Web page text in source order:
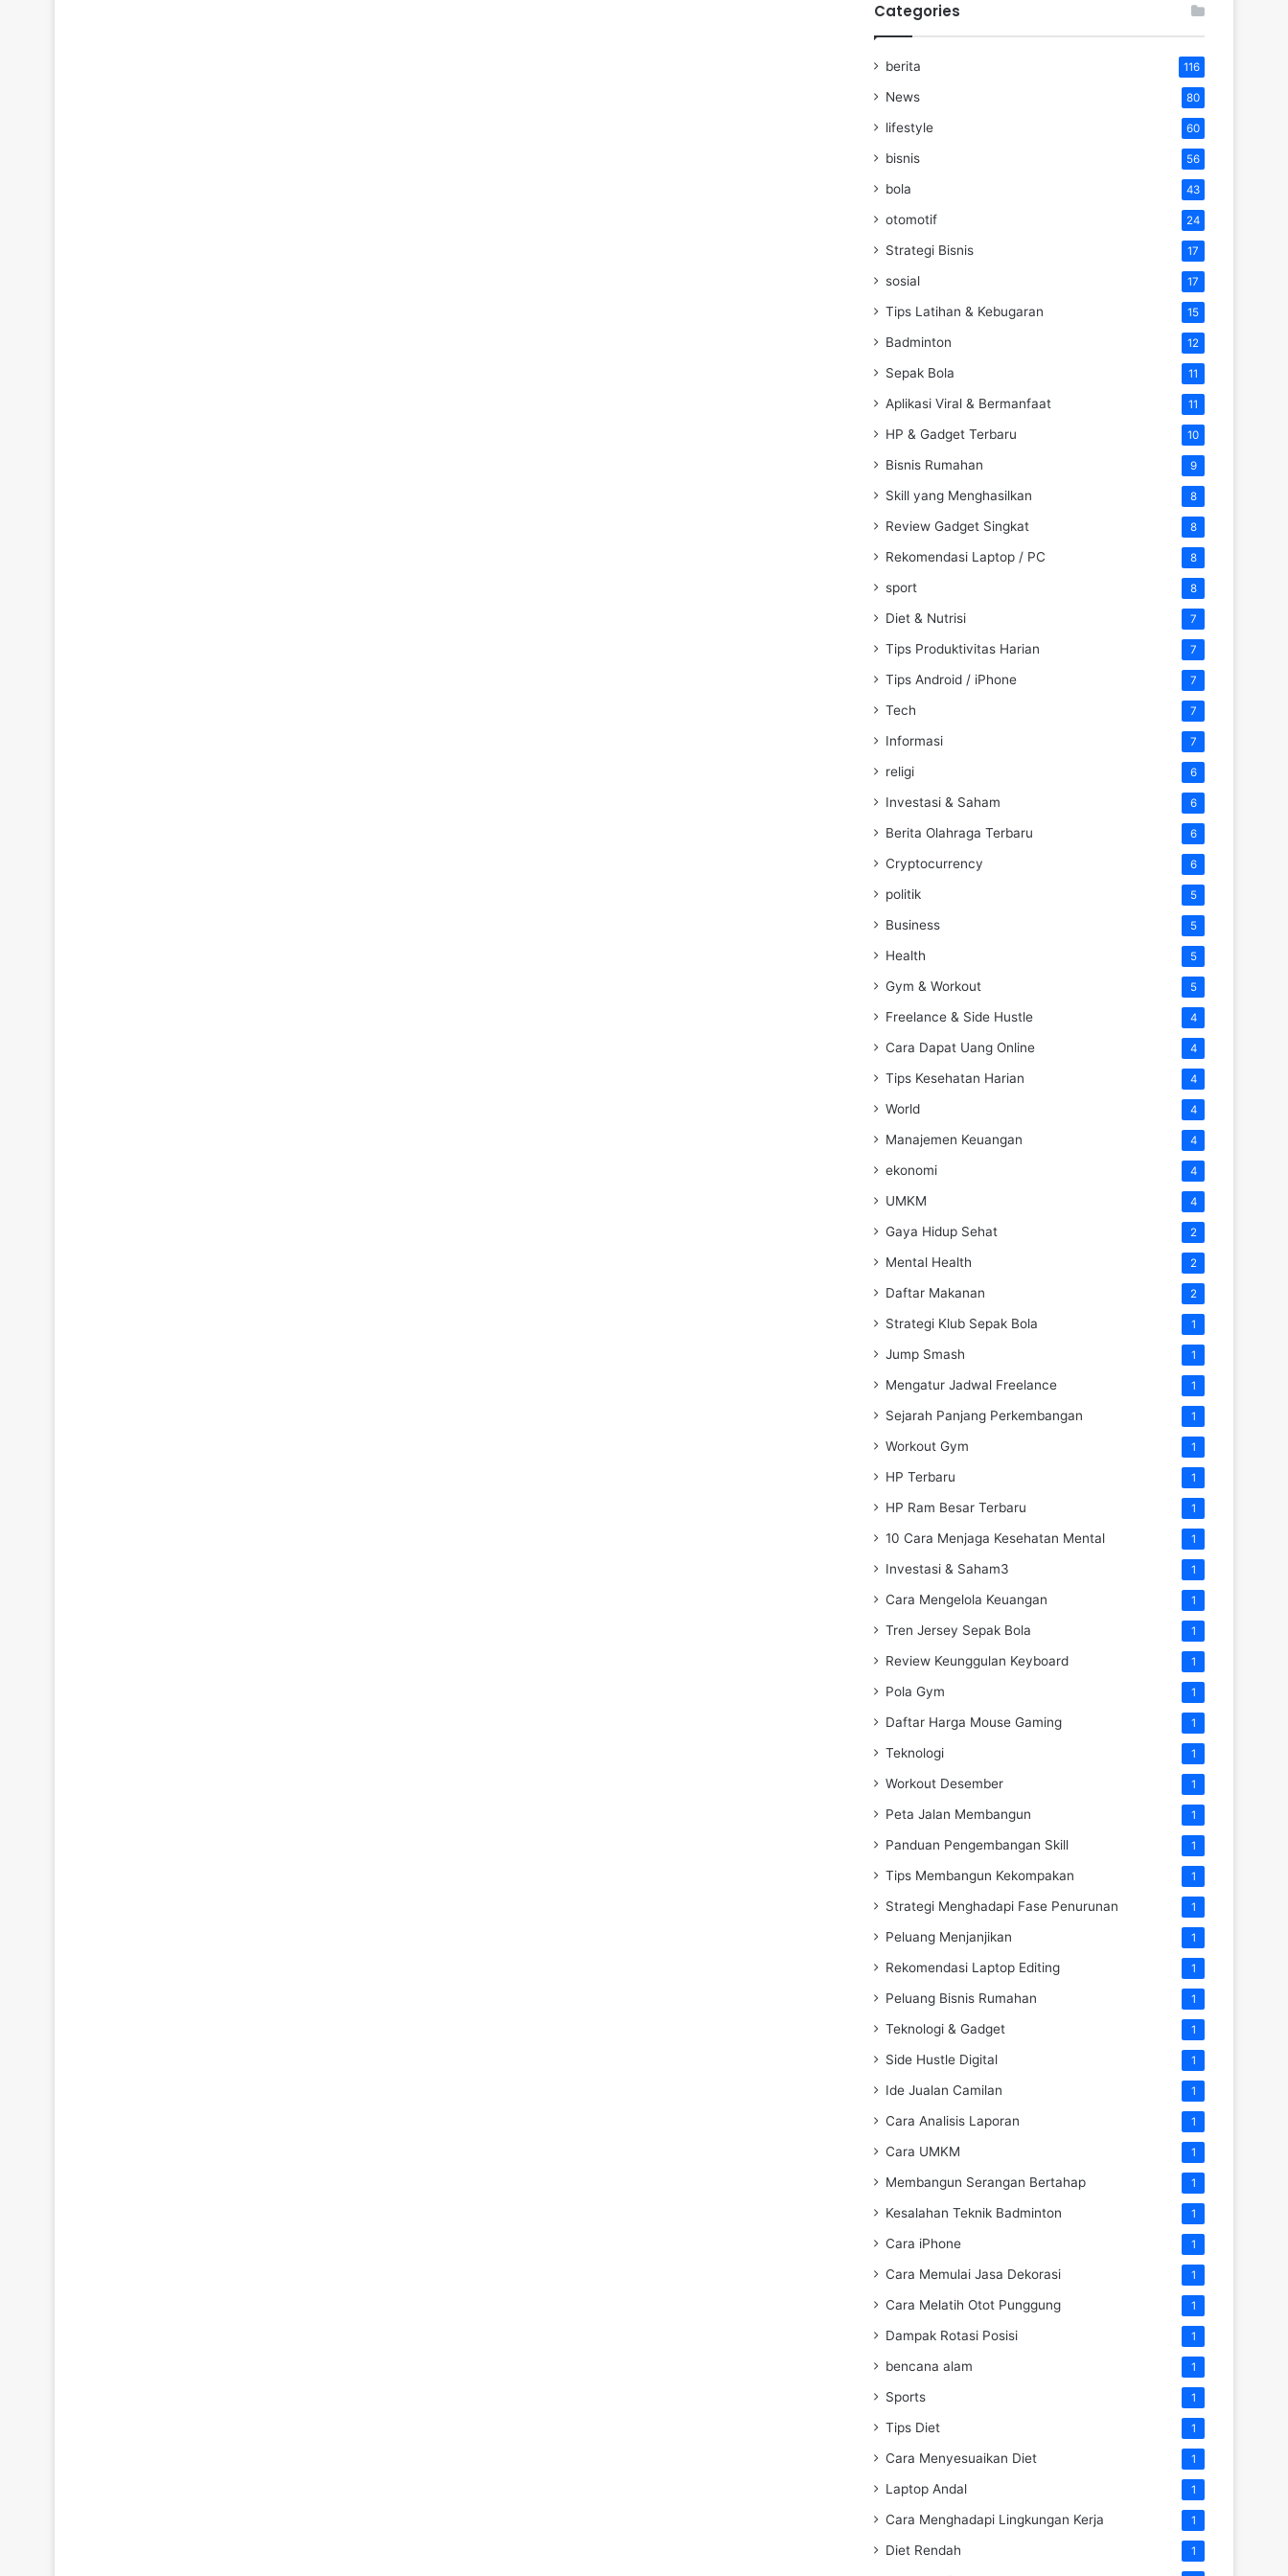
Categories
berita 116
News 80
lifestyle 60
bisnis 56
bola 43
otomotif 24
Strategi Bisnis 17
sosial 17
Tips Latihan & Kebugaran 15
Badminton 12
Sepak Bola 11
Aplikasi Viral & Bermanfaat 11
HP & Gadget Terbaru 10
Bisnis Rumahan 9
Skill yang Menghasilkan 8
Review Gadget Singkat 8
Rekomendasi Laptop / PC 8
sport 8
Diet & Nutrisi 7
Tips Produktivitas Harian 7
Tips Android / iPhone 7
Tech 7
Informasi 7
religi 6
Investasi & Saham 6
Berita Olahraga Terbaru 6
Cryptocurrency 6
politik 5
Business 5
Health 5
Gym & Workout 5
Freelance & Side Hustle 4
Cara Dapat Uang Online 4
Tips Kesehatan Harian 4
World 4
Manajemen Keuangan 4
ekonomi 4
UMKM 4
Gaya Hidup Sehat 2
Mental Health 2
Daftar Makanan 2
Strategi Klub Sepak Bola 1
Jump Smash 1
Mengatur Jadwal Freelance 1
Sejarah Panjang Perkembangan 1
Workout Gym 1
HP Terbaru 1
HP Ram Besar Terbaru 1
10 Cara Menjaga Kesehatan Mental 1
Investasi & Saham3 1
Cara Mengelola Keuangan 1
Tren Jersey Sepak Bola 1
Review Keunggulan Keyboard 1
Pola Gym 1
Daftar Harga Mouse Gaming 1
Teknologi 1
Workout Desember 1
Peta Jalan Membangun 1
Panduan Pengembangan Skill 1
Tips Membangun Kekompakan 1
Strategi Menghadapi Fase Penurunan 1
Peluang Menjanjikan 1
Rekomendasi Laptop Editing 1
Peluang Bisnis Rumahan 1
Teknologi & Gadget 1
Side Hustle Digital 1
Ide Jualan Camilan 1
Cara Analisis Laporan 1
Cara UMKM 1
Membangun Serangan Bertahap 1
Kesalahan Teknik Badminton 1
Cara iPhone 1
Cara Memulai Jasa Dekorasi 1
Cara Melatih Otot Punggung 1
Dampak Rotasi Posisi 1
bencana alam 1
Sports 1
Tips Diet 1
Cara Menyesuaikan Diet 1
Laptop Andal 1
Cara Menghadapi Lingkungan Kerja 1
Diet Rendah 1